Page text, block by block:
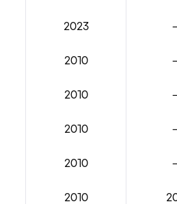
2023
2010
2010
2010
2010
2010